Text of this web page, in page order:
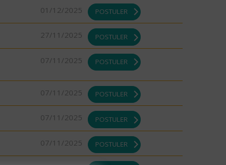
01/12/2025 POSTULER
27/11/2025 POSTULER
07/11/2025 POSTULER
07/11/2025 POSTULER
07/11/2025 POSTULER
07/11/2025 POSTULER